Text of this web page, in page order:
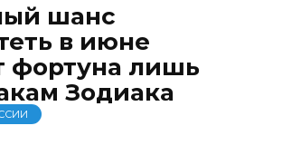
шанс
в июне
фортуна лишь
Зодиака